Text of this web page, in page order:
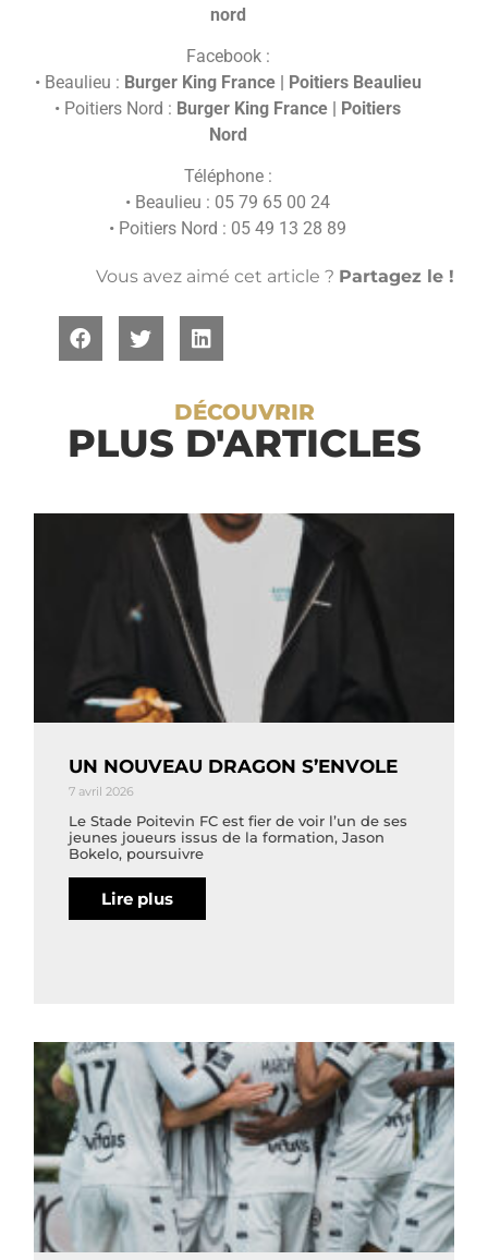
nord
Facebook :
• Beaulieu : Burger King France | Poitiers Beaulieu
• Poitiers Nord : Burger King France | Poitiers
Nord
Téléphone :
• Beaulieu : 05 79 65 00 24
• Poitiers Nord : 05 49 13 28 89
Vous avez aimé cet article ? Partagez le !
DÉCOUVRIR
PLUS D'ARTICLES
UN NOUVEAU DRAGON S’ENVOLE
7 avril 2026
Le Stade Poitevin FC est fier de voir l’un de ses
jeunes joueurs issus de la formation, Jason
Bokelo, poursuivre
Lire plus